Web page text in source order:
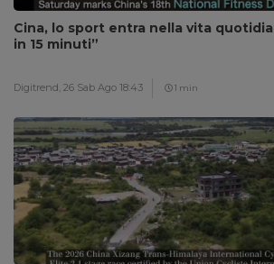
Cina, lo sport entra nella vita
in 15 minuti”
Digitrend, 26 Sab Ago 18:43 1 min